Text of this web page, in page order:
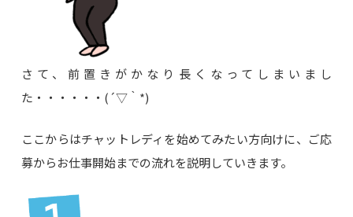
さて、前置きがかなり長くなってしまいまし
た・・・・・・(´▽｀*)
ここからはチャットレディを始めてみたい方向けに、ご応
募からお仕事開始までの流れを説明していきます。